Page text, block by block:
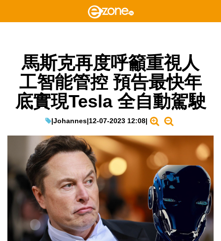
馬斯克再度呼籲重視人
工智能管控 預告最快年
底實現Tesla 全自動駕駛
|Johannes|12-07-2023 12:08|